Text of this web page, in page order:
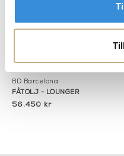
Beställningsvara
BD Barcelona
FÅTÖLJ - LOUNGER
56.450 kr